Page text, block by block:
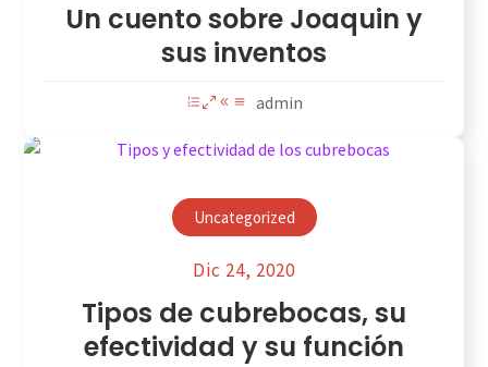
Un cuento sobre Joaquin y
sus inventos
admin
Uncategorized
Dic 24, 2020
Tipos de cubrebocas, su
efectividad y su función